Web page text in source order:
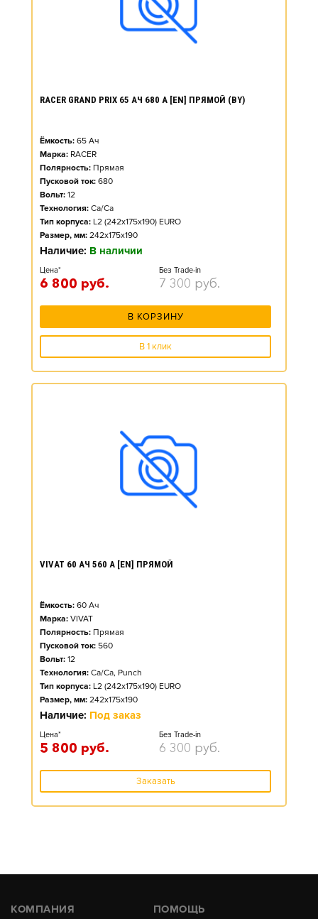
RACER GRAND PRIX 65 АЧ 680 А [EN] ПРЯМОЙ (BY)
Ёмкость: 65 Ач
Марка: RACER
Полярность: Прямая
Пусковой ток: 680
Вольт: 12
Технология: Ca/Ca
Тип корпуса: L2 (242x175x190) EURO
Размер, мм: 242x175x190
Наличие: В наличии
Цена*
6 800 руб.
Без Trade-in
7 300 руб.
В КОРЗИНУ
В 1 клик
VIVAT 60 АЧ 560 А [EN] ПРЯМОЙ
Ёмкость: 60 Ач
Марка: VIVAT
Полярность: Прямая
Пусковой ток: 560
Вольт: 12
Технология: Ca/Ca, Punch
Тип корпуса: L2 (242x175x190) EURO
Размер, мм: 242x175x190
Наличие: Под заказ
Цена*
5 800 руб.
Без Trade-in
6 300 руб.
Заказать
КОМПАНИЯ ПОМОЩЬ